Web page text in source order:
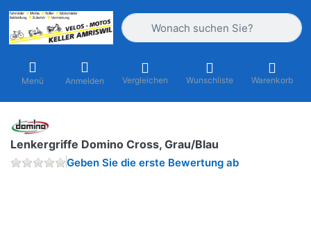
Geben Sie einen Suchbegriff ein.
Menü Anmelden Vergleichen Wunschliste Warenkorb
Lenkergriffe Domino Cross, Grau/Blau
Geben Sie die erste Bewertung ab